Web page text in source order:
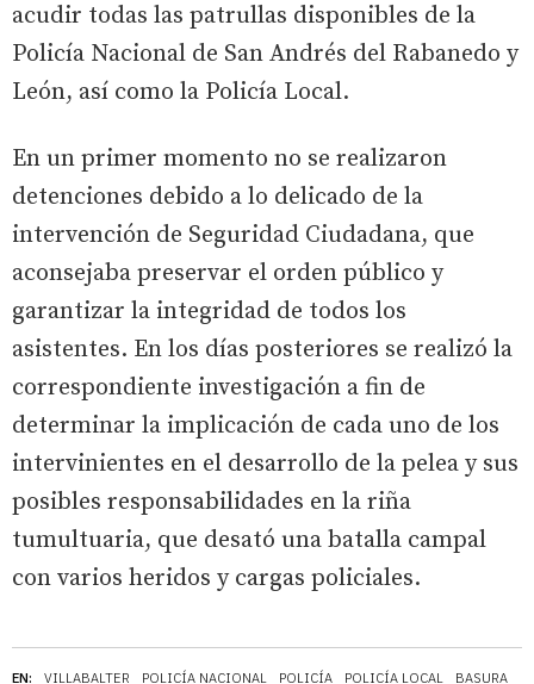
EN: VILLABALTER POLICÍA NACIONAL POLICÍA POLICÍA LOCAL BASURA
acudir todas las patrullas disponibles de la
Policía Nacional de San Andrés del Rabanedo y
León, así como la Policía Local.
En un primer momento no se realizaron
detenciones debido a lo delicado de la
intervención de Seguridad Ciudadana, que
aconsejaba preservar el orden público y
garantizar la integridad de todos los
asistentes. En los días posteriores se realizó la
correspondiente investigación a fin de
determinar la implicación de cada uno de los
intervinientes en el desarrollo de la pelea y sus
posibles responsabilidades en la riña
tumultuaria, que desató una batalla campal
con varios heridos y cargas policiales.